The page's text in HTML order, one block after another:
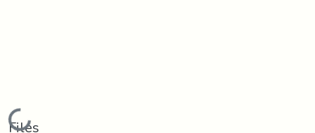
Loading...
Files